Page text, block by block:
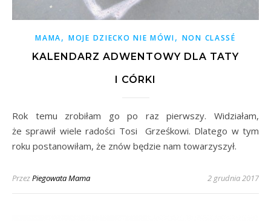
MAMA,MOJE DZIECKO NIE MÓWI, NON CLASSÉ
KALENDARZ ADWENTOWY DLA TATY
I CÓRKI
Rok temu zrobiłam go po raz pierwszy. Widziałam,
że sprawił wiele radości Tosi Grześkowi. Dlatego w tym
roku postanowiłam, że znów będzie nam towarzyszył.
PrzezPiegowata Mama 2 grudnia 2017